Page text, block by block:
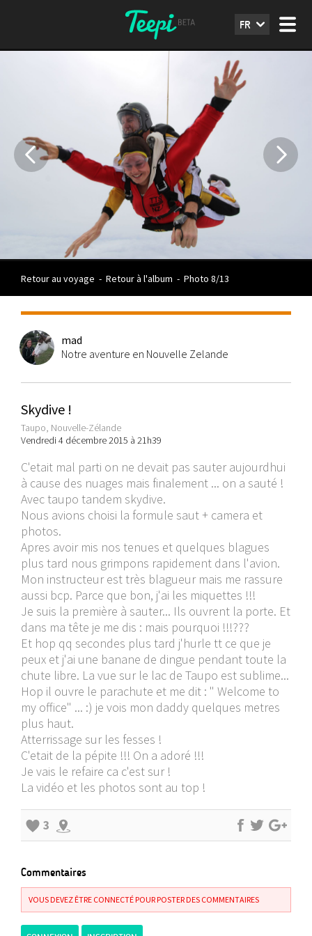
FR
Retour au voyage - Retour à l'album - Photo 8/13
mad
Notre aventure en Nouvelle Zelande
Skydive !
Taupo, Nouvelle-Zélande
Vendredi 4 décembre 2015 à 21h39
C'etait mal parti on ne devait pas sauter aujourdhui
à cause des nuages mais finalement ... on a sauté !
Avec taupo tandem skydive.
Nous avions choisi la formule saut + camera et
photos.
Apres avoir mis nos tenues et quelques blagues
plus tard nous grimpons rapidement dans l'avion.
Mon instructeur est très blagueur mais me rassure
aussi bcp. Parce que bon, j'ai les miquettes !!!
Je suis la première à sauter... Ils ouvrent la porte. Et
dans ma tête je me dis : mais pourquoi !!!???
Et hop qq secondes plus tard j'hurle tt ce que je
peux et j'ai une banane de dingue pendant toute la
chute libre. La vue sur le lac de Taupo est sublime...
Hop il ouvre le parachute et me dit : " Welcome to
my office" ... :) je vois mon daddy quelques metres
plus haut.
Atterrissage sur les fesses !
C'etait de la pépite !!! On a adoré !!!
Je vais le refaire ca c'est sur !
La vidéo et les photos sont au top !
3
Commentaires
VOUS DEVEZ ÊTRE CONNECTÉ POUR POSTER DES COMMENTAIRES